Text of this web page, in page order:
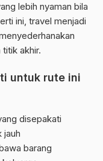
lebih nyaman bila
ini, travel menjadi
akhir.
untuk rute ini
disepakati
jauh
barang